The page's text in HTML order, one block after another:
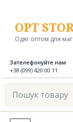
вмістуOPT
Одяг оптом для
Зателефонуйте нам
+38 (099) 420 00 11
Пошук
товару